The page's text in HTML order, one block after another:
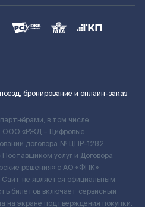
бронирование и онлайн-заказ
в том числе
ООО «РЖД – Цифровые
договора № ЦПР-1282
услуг и Договора
решения» c АО «ФПК»
не является официальным
билетов включает сервисный
на экране подтверждения покупки.